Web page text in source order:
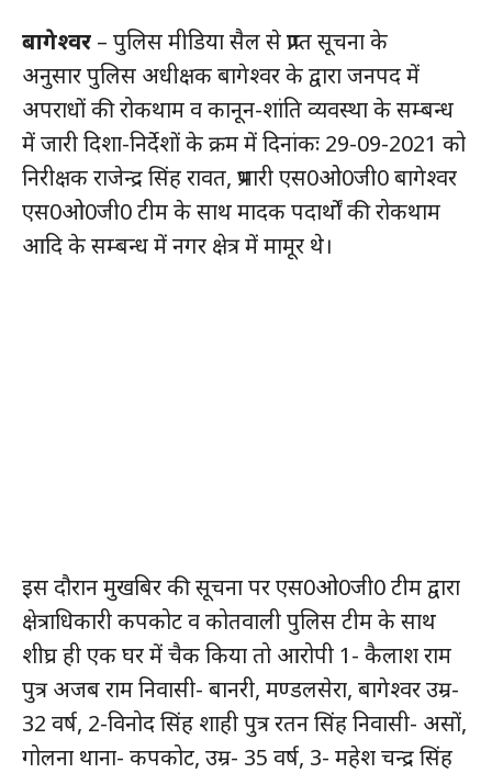
बागेश्वर– पुलिस मीडिया सैल से प्राप्त सूचना के
अनुसार पुलिस अधीक्षक बागेश्वर के द्वारा जनपद में
अपराधों की रोकथाम व कानून-शांति व्यवस्था के सम्बन्ध
में जारी दिशा-निर्देशों के क्रम में दिनांकः 29-09-2021 को
निरीक्षक राजेन्द्र सिंह रावत, प्रभारी एस0ओ0जी0 बागेश्वर
एस0ओ0जी0 टीम के साथ मादक पदार्थों की रोकथाम
आदि के सम्बन्ध में नगर क्षेत्र में मामूर थे।
इस दौरान मुखबिर की सूचना पर एस0ओ0जी0 टीम द्वारा
क्षेत्राधिकारी कपकोट व कोतवाली पुलिस टीम के साथ
शीघ्र ही एक घर में चैक किया तो आरोपी 1- कैलाश राम
पुत्र अजब राम निवासी- बानरी, मण्डलसेरा, बागेश्वर उम्र-
32 वर्ष, 2-विनोद सिंह शाही पुत्र रतन सिंह निवासी- असों,
गोलना थाना- कपकोट, उम्र- 35 वर्ष, 3- महेश चन्द्र सिंह